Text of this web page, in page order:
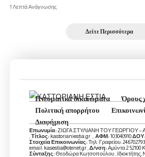
1 Λεπτά Ανάγνωσης
Δείτε Περισσότερα
Πνευματικά δικαιώματα
Όρους
Πολιτική απορρήτου
Διαφήμιση
Επωνυμία:ΖΙΩΓΑ ΣΤΥΛΙΑΝΗ ΤΟΥ ΓΕΩΡΓΙΟΥ –
,Τίτλος: kastorianiestia.gr , ΑΦΜ:103040910ΔΟΥ
Στοιχεία Επικοινωνίας:Τηλ. Γραφείου:
email: kasestia@otenet.gr ,Δ/νση:Αμύντα 2 52100
Σύνταξης:Θεοδώρα Κωτσοπούλου , Ιδιοκτήτης,